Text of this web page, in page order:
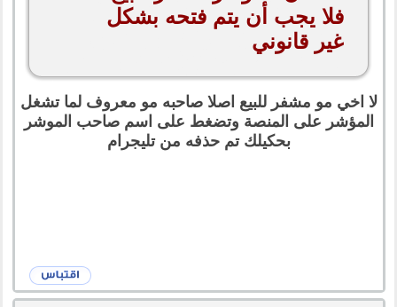
فلا يجب أن يتم فتحه بشكل
غير قانوني
لا اخي مو مشفر للبيع اصلا صاحبه مو معروف لما تشغل
المؤشر على المنصة وتضغط على اسم صاحب الموشر
بحكيلك تم حذفه من تليجرام